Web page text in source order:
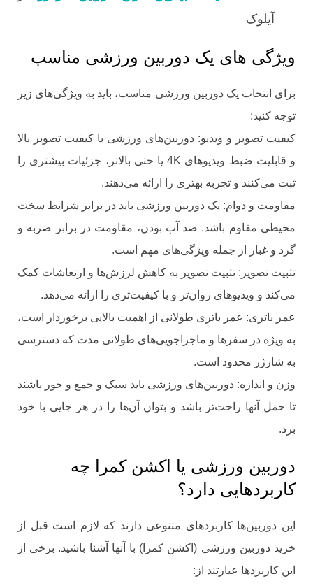
آیلوک
ویژگی های یک دوربین ورزشی مناسب
برای انتخاب یک دوربین ورزشی مناسب، باید به ویژگی‌های زیر
توجه کنید:
کیفیت تصویر و ویدیو: دوربین‌های ورزشی با کیفیت تصویر بالا
و قابلیت ضبط ویدیوهای 4K یا حتی بالاتر، جزئیات بیشتری را
ثبت می‌کنند و تجربه بهتری را ارائه می‌دهند.
مقاومت و دوام: یک دوربین ورزشی باید در برابر شرایط سخت
محیطی مقاوم باشد. ضد آب بودن، مقاومت در برابر ضربه و
گرد و غبار از جمله ویژگی‌های مهم است.
تثبیت تصویر: تثبیت تصویر به کاهش لرزش‌ها و ارتعاشات کمک
می‌کند و ویدیوهای روان‌تر و با کیفیت‌تری را ارائه می‌دهد.
عمر باتری: عمر باتری طولانی از اهمیت بالایی برخوردار است،
به ویژه در سفرها و ماجراجویی‌های طولانی مدت که دسترسی
به شارژر محدود است.
وزن و اندازه: دوربین‌های ورزشی باید سبک و جمع و جور باشند
تا حمل آنها راحت‌تر باشد و بتوان آن‌ها را در هر جایی با خود
برد.
دوربین ورزشی یا اکشن کمرا چه
کاربردهایی دارد؟
این دوربین‌ها کاربردهای متنوعی دارند که لازم است قبل از
خرید دوربین ورزشی (اکشن کمرا) با آنها آشنا باشید. برخی از
این کاربردها عبارتند از: